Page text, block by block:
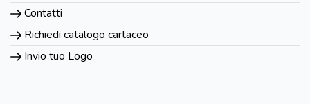
Contatti
Richiedi catalogo cartaceo
Invio tuo Logo